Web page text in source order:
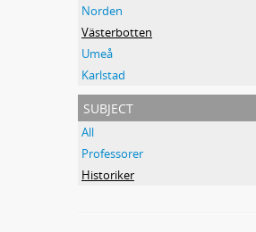
Norden
Västerbotten
Umeå
Karlstad
subject
All
Professorer
Historiker